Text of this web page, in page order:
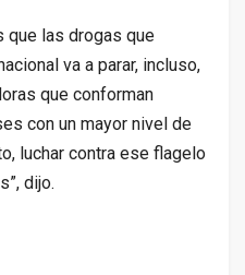
que las drogas que
va a parar, incluso,
que conforman
con un mayor nivel de
luchar contra ese flagelo
dijo.